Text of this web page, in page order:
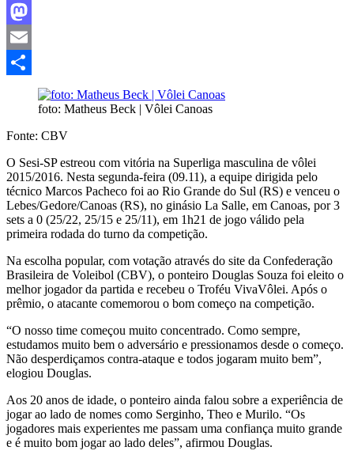
Facebook
Mastodon
Email
foto: Matheus Beck | Vôlei Canoas
Fonte: CBV
O Sesi-SP estreou com vitória na Superliga masculina de vôlei
2015/2016. Nesta segunda-feira (09.11), a equipe dirigida pelo
técnico Marcos Pacheco foi ao Rio Grande do Sul (RS) e venceu o
Lebes/Gedore/Canoas (RS), no ginásio La Salle, em Canoas, por 3
sets a 0 (25/22, 25/15 e 25/11), em 1h21 de jogo válido pela
primeira rodada do turno da competição.
Na escolha popular, com votação através do site da Confederação
Brasileira de Voleibol (CBV), o ponteiro Douglas Souza foi eleito o
melhor jogador da partida e recebeu o Troféu VivaVôlei. Após o
prêmio, o atacante comemorou o bom começo na competição.
“O nosso time começou muito concentrado. Como sempre,
estudamos muito bem o adversário e pressionamos desde o começo.
Não desperdiçamos contra-ataque e todos jogaram muito bem”,
elogiou Douglas.
Aos 20 anos de idade, o ponteiro ainda falou sobre a experiência de
jogar ao lado de nomes como Serginho, Theo e Murilo. “Os
jogadores mais experientes me passam uma confiança muito grande
e é muito bom jogar ao lado deles”, afirmou Douglas.